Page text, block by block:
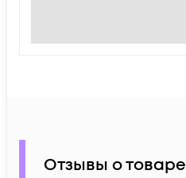
Отзывы о товаре